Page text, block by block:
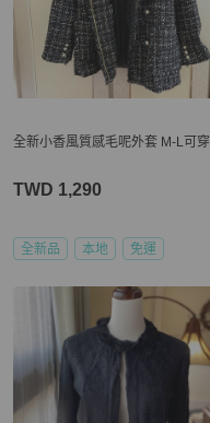
全新小香風質感毛呢外套 M-L可穿
TWD 1,290
全新品 本地 免運